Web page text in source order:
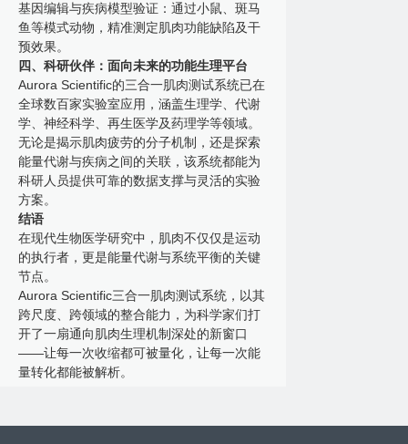
基因编辑与疾病模型验证：通过小鼠、斑马
鱼等模式动物，精准测定肌肉功能缺陷及干
预效果。
四、科研伙伴：面向未来的功能生理平台
Aurora Scientific的三合一肌肉测试系统已在
全球数百家实验室应用，涵盖生理学、代谢
学、神经科学、再生医学及药理学等领域。
无论是揭示肌肉疲劳的分子机制，还是探索
能量代谢与疾病之间的关联，该系统都能为
科研人员提供可靠的数据支撑与灵活的实验
方案。
结语
在现代生物医学研究中，肌肉不仅仅是运动
的执行者，更是能量代谢与系统平衡的关键
节点。
Aurora Scientific三合一肌肉测试系统，以其
跨尺度、跨领域的整合能力，为科学家们打
开了一扇通向肌肉生理机制深处的新窗口
——让每一次收缩都可被量化，让每一次能
量转化都能被解析。